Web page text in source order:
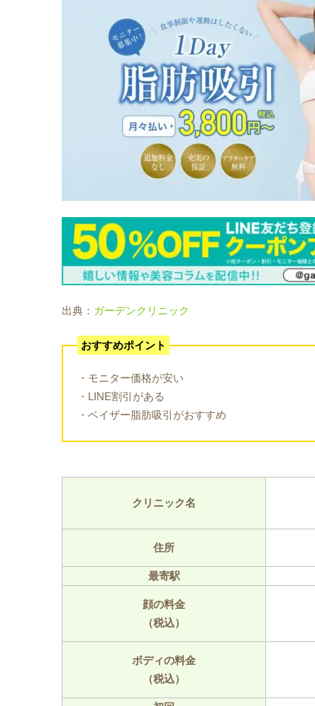
出典： ガーデンクリニック
おすすめポイント
・モニター価格が安い
・LINE割引がある
・ベイザー脂肪吸引がおすすめ
クリニック名
住所
最寄駅
顔の料金
（税込）
ボディの料金
（税込）